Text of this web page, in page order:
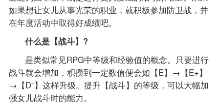
如果想让女儿从事光荣的职业，就积极参加防卫战，并
在年度活动中取得好成绩吧。
什么是【战斗】?
是类似常见RPG中等级和经验值的概念。只要进行
战斗就会增加，积攒到一定数值便会如【E】→【E+】
→【D⁻】这样升级。提升【战斗】的等级，可以大幅加
强女儿战斗时的能力。